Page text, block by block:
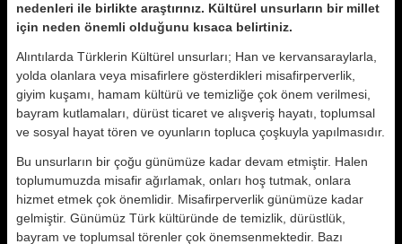
nedenleri ile birlikte araştırınız. Kültürel unsurların bir millet
için neden önemli olduğunu kısaca belirtiniz.
Alıntılarda Türklerin Kültürel unsurları; Han ve kervansaraylarla,
yolda olanlara veya misafirlere gösterdikleri misafirperverlik,
giyim kuşamı, hamam kültürü ve temizliğe çok önem verilmesi,
bayram kutlamaları, dürüst ticaret ve alışveriş hayatı, toplumsal
ve sosyal hayat tören ve oyunların topluca çoşkuyla yapılmasıdır.
Bu unsurların bir çoğu günümüze kadar devam etmiştir. Halen
toplumumuzda misafir ağırlamak, onları hoş tutmak, onlara
hizmet etmek çok önemlidir. Misafirperverlik günümüze kadar
gelmiştir. Günümüz Türk kültüründe de temizlik, dürüstlük,
bayram ve toplumsal törenler çok önemsenmektedir. Bazı